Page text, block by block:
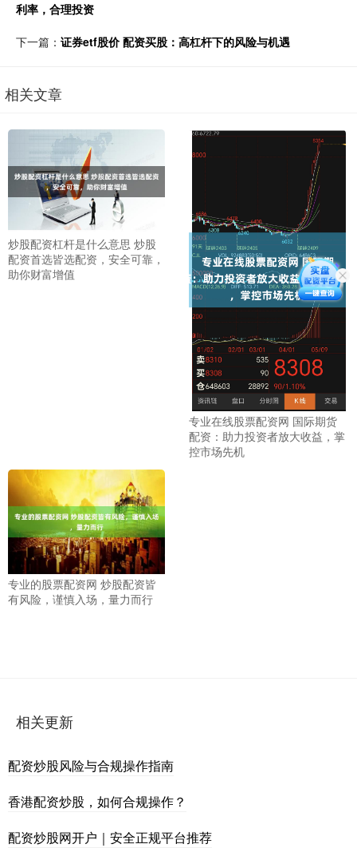
利率，合理投资
下一篇： 证券etf股价 配资买股：高杠杆下的风险与机遇
相关文章
炒股配资杠杆是什么意思 炒股
配资首选皆选配资，安全可靠，
助你财富增值
专业在线股票配资网 国际期货
配资：助力投资者放大收益，掌
控市场先机
专业的股票配资网 炒股配资皆
有风险，谨慎入场，量力而行
相关更新
配资炒股风险与合规操作指南
香港配资炒股，如何合规操作？
配资炒股网开户｜安全正规平台推荐